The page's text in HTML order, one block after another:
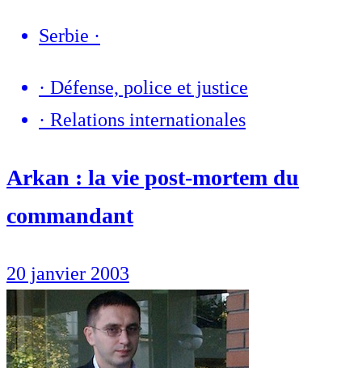
Serbie ·
· Défense, police et justice
· Relations internationales
Arkan : la vie post-mortem du
commandant
20 janvier 2003